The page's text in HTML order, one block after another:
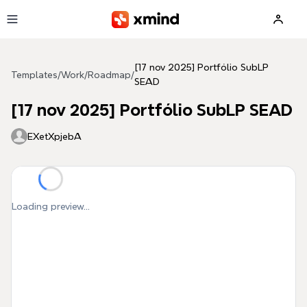
Templates/Work/Roadmap/
[17 nov 2025] Portfólio SubLP
SEAD
[17 nov 2025] Portfólio SubLP SEAD
EXetXpjebA
Loading preview...